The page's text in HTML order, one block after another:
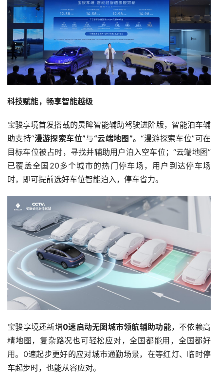
科技赋能，畅享智能越级
宝骏享境首发搭载的灵眸智能辅助驾驶进阶版，智能泊车辅
助支持“漫游探索车位”与“云端地图”。“漫游探索车位”可在
目标车位被占时，寻找并辅助用户泊入空车位；“云端地图”
已覆盖全国20多个城市的热门停车场，用户到达停车场
时，即可提前选好车位智能泊入，停车省力。
宝骏享境还新增0速启动无图城市领航辅助功能，不依赖高
精地图，复杂路况也可轻松应对，全国都能用，全国都好
用。0速起步更好的应对城市通勤场景，在等红灯、临时停
车起步时，也能从容应对。